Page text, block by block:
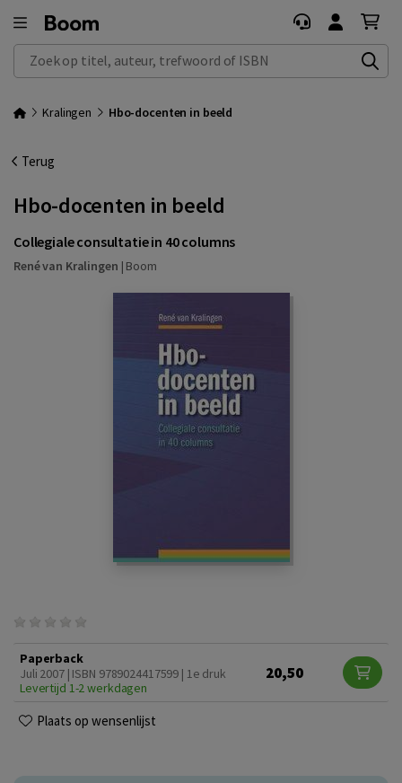
Zoek op titel, auteur, trefwoord of ISBN
Kralingen Hbo-docenten in beeld
Terug
Hbo-docenten in beeld
Collegiale consultatie in 40 columns
René van Kralingen | Boom
Paperback
Juli 2007 | ISBN 9789024417599 | 1e druk
Levertijd 1-2 werkdagen
20,50
Plaats op wensenlijst